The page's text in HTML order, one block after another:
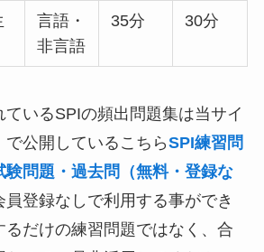
言語・
非言語
35分 30分
いるSPIの頻出問題集は当サイ
で公開しているこちらSPI練習問
験問題・過去問（無料・登録な
員登録なしで利用する事ができ
るだけの練習問題ではなく、合